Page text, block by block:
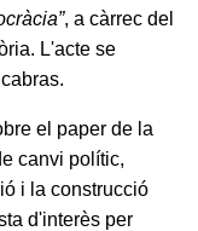
, a càrrec del
L'acte se
el paper de la
canvi polític,
i la construcció
d'interès per